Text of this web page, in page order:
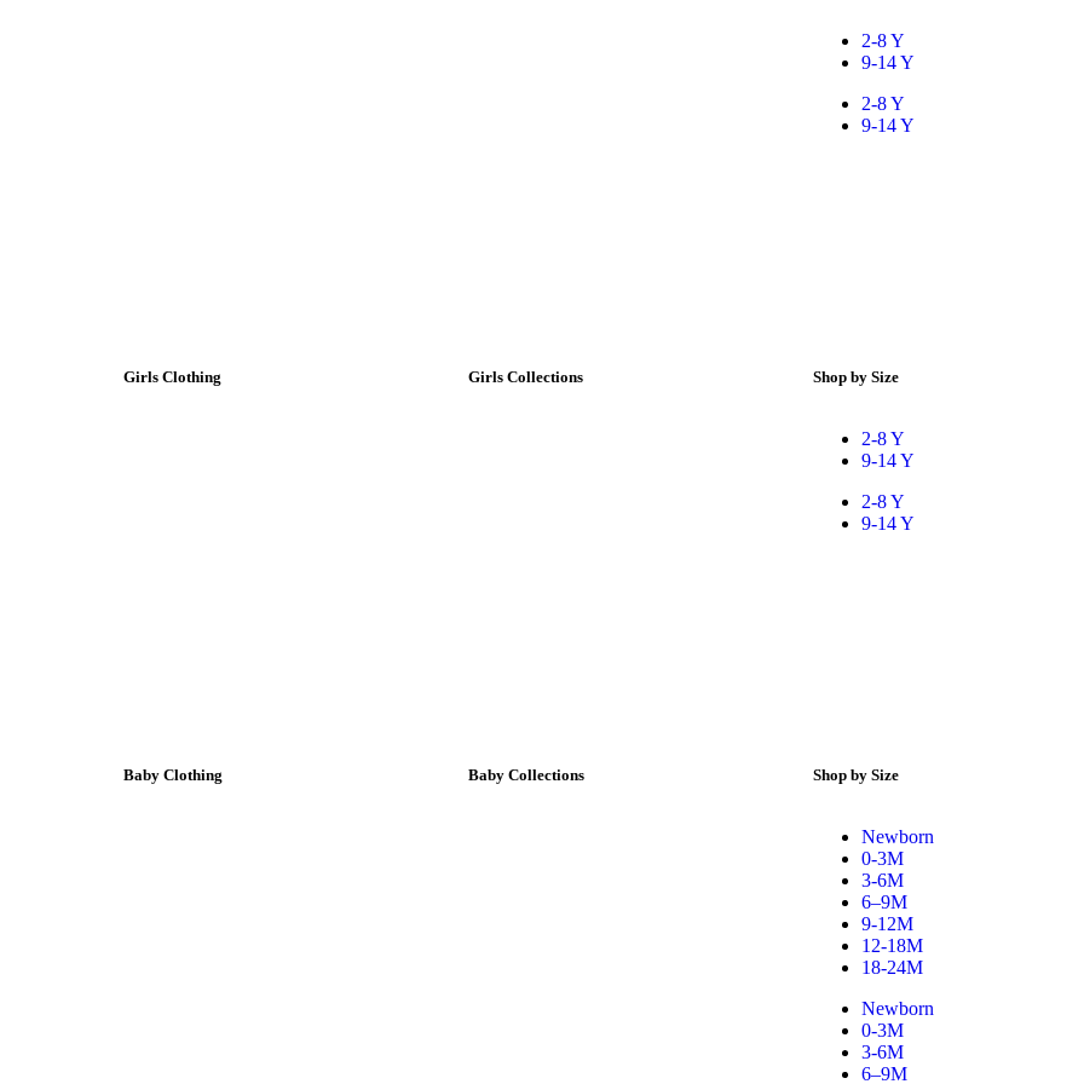
2-8 Y
9-14 Y
2-8 Y
9-14 Y
Girls Clothing Girls Collections Shop by Size
2-8 Y
9-14 Y
2-8 Y
9-14 Y
Baby Clothing Baby Collections Shop by Size
Newborn
0-3M
3-6M
6–9M
9-12M
12-18M
18-24M
Newborn
0-3M
3-6M
6–9M